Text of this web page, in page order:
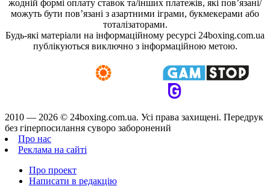
жодній формі оплату ставок та/інших платежів, які пов’язані/
можуть бути пов’язані з азартними іграми, букмекерами або
тоталізаторами.
Будь-які матеріали на інформаційному ресурсі 24boxing.com.ua
публікуються виключно з інформаційною метою.
2010 — 2026 © 24boxing.com.ua. Усi права захищенi. Передрук
без гіперпосилання суворо заборонений
Про нас
Реклама на сайті
Про проект
Написати в редакцію